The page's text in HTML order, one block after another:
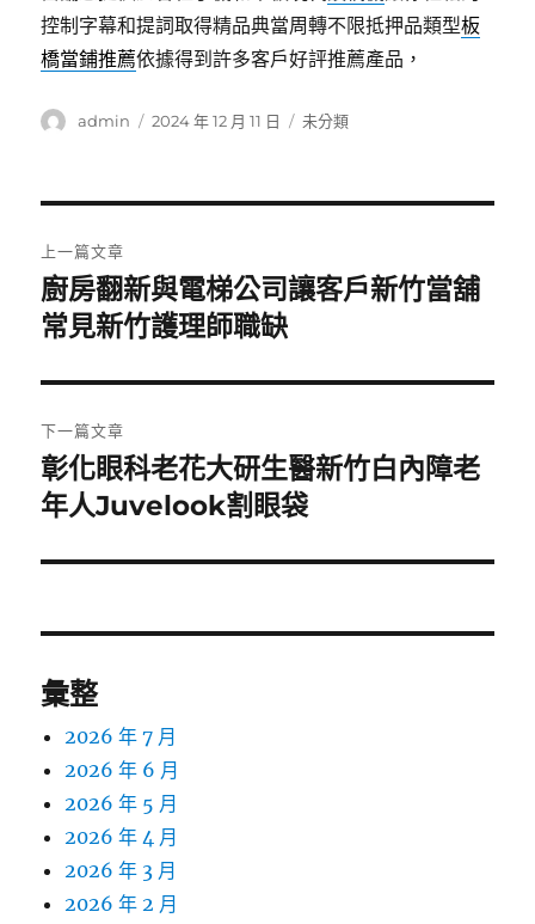
控制字幕和提詞取得精品典當周轉不限抵押品類型板
橋當鋪推薦依據得到許多客戶好評推薦產品，
作
admin
發
2024 年 12 月 11 日
分
未分類
章
導
覽
上一篇文章
上
一
文
章:
廚房翻新與電梯公司讓客戶新竹當舖
常見新竹護理師職缺
下一篇文章
下
一
文
彰化眼科老花大研生醫新竹白內障老
年人Juvelook割眼袋
彙整
2026 年 7 月
2026 年 6 月
2026 年 5 月
2026 年 4 月
2026 年 3 月
2026 年 2 月